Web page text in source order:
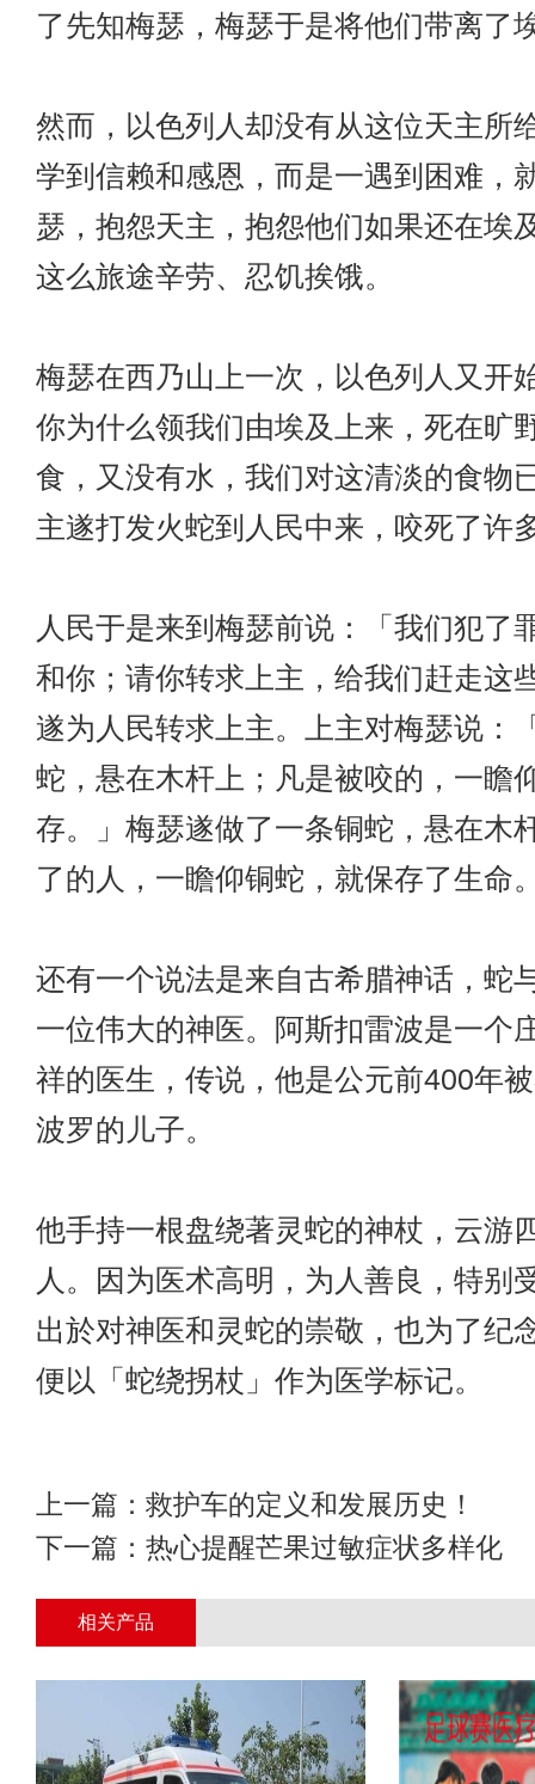
了先知梅瑟，梅瑟于是将他们带离了
然而，以色列人却没有从这位天主所
学到信赖和感恩，而是一遇到困难，
瑟，抱怨天主，抱怨他们如果还在埃
这么旅途辛劳、忍饥挨饿。
梅瑟在西乃山上一次，以色列人又开
你为什么领我们由埃及上来，死在旷
食，又没有水，我们对这清淡的食物
主遂打发火蛇到人民中来，咬死了许
人民于是来到梅瑟前说：「我们犯了
和你；请你转求上主，给我们赶走这
遂为人民转求上主。上主对梅瑟说：
蛇，悬在木杆上；凡是被咬的，一瞻
存。」梅瑟遂做了一条铜蛇，悬在木
了的人，一瞻仰铜蛇，就保存了生命
还有一个说法是来自古希腊神话，蛇
一位伟大的神医。阿斯扣雷波是一个
祥的医生，传说，他是公元前400年
波罗的儿子。
他手持一根盘绕著灵蛇的神杖，云游
人。因为医术高明，为人善良，特别
出於对神医和灵蛇的崇敬，也为了纪
便以「蛇绕拐杖」作为医学标记。
上一篇： 救护车的定义和发展历史！
下一篇： 热心提醒芒果过敏症状多样化
相关产品